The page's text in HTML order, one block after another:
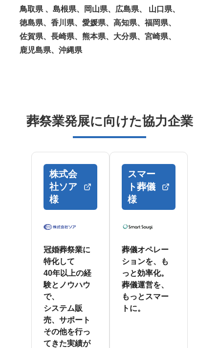
鳥取県 、島根県、岡山県、広島県、 山口県、
徳島県、香川県、愛媛県、高知県、福岡県、
佐賀県、長崎県、熊本県、大分県、宮崎県、
鹿児島県、沖縄県
葬祭業発展に向けた協力企業
株式会
社ソア
様
冠婚葬祭業に
特化して
40年以上の経
験とノウハウ
で、
システム販
売、サポート
その他を行っ
てきた実績が
スマー
ト葬儀
様
葬儀オペレー
ションを、も
っと効率化。
葬儀運営を、
もっとスマー
トに。